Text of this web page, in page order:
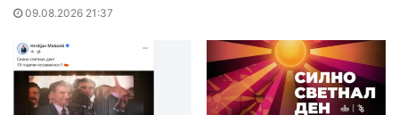
09.08.2026 21:37